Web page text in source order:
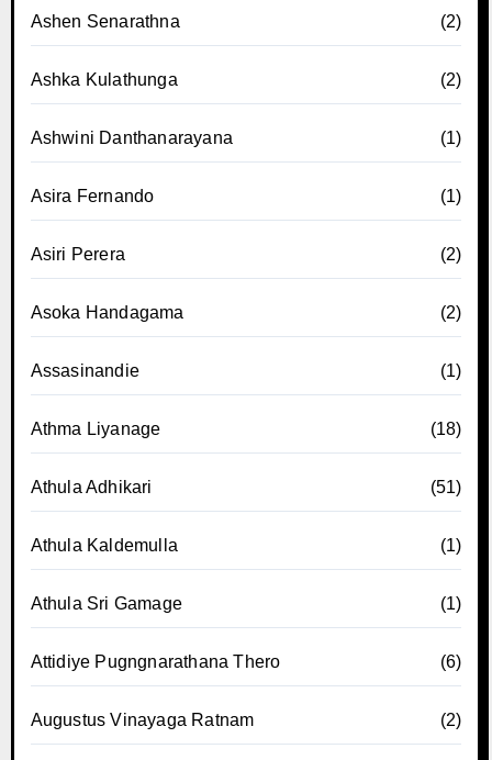
Ashen Senarathna (2)
Ashka Kulathunga (2)
Ashwini Danthanarayana (1)
Asira Fernando (1)
Asiri Perera (2)
Asoka Handagama (2)
Assasinandie (1)
Athma Liyanage (18)
Athula Adhikari (51)
Athula Kaldemulla (1)
Athula Sri Gamage (1)
Attidiye Pugngnarathana Thero (6)
Augustus Vinayaga Ratnam (2)